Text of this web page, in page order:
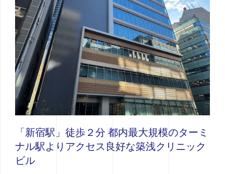
「新宿駅」徒歩２分 都内最大規模のターミ
ナル駅よりアクセス良好な築浅クリニック
ビル